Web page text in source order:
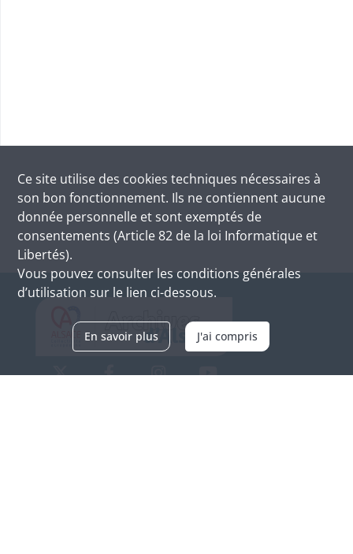
Ce site utilise des cookies techniques nécessaires à
son bon fonctionnement. Ils ne contiennent aucune
donnée personnelle et sont exemptés de
consentements (Article 82 de la loi Informatique et
Libertés).
Vous pouvez consulter les conditions générales
d’utilisation sur le lien ci-dessous.
En savoir plus J'ai compris